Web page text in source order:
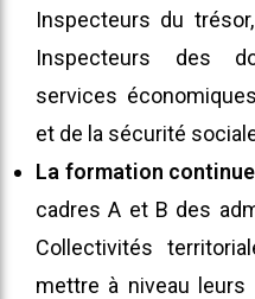
Inspecteurs du
Inspecteurs des
services
et de la sécurité
La formation continue
cadres A et B des
Collectivités
mettre à niveau